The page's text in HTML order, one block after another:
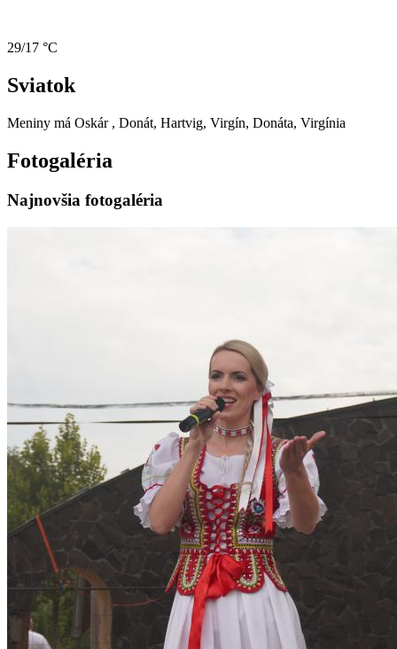
29/17 °C
Sviatok
Meniny má Oskár , Donát, Hartvig, Virgín, Donáta, Virgínia
Fotogaléria
Najnovšia fotogaléria